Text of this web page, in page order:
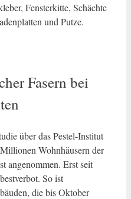
Fensterkitte, Schächte
und Putze.
Fasern bei
über das Pestel-Institut
Wohnhäusern der
angenommen. Erst seit
So ist
die bis Oktober